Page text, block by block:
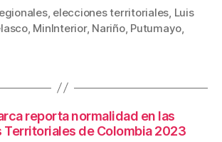
ail er
e
m
p
tir
, elecciones territoriales, Luis
, MinInterior, Nariño, Putumayo,
reporta normalidad en las
Territoriales de Colombia 2023